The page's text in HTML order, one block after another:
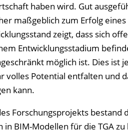
haben wird. Gut
maßgeblich zum Erfolg
zeigt, dass sich
Entwicklungsstadium
möglich ist. Dies ist
volles Potential entfalten und
kann.
Forschungsprojekts bestand
BIM-Modellen für die TGA